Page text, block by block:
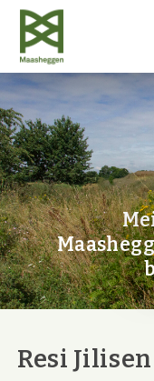
Resi Jilisen